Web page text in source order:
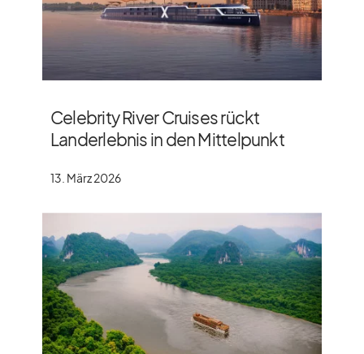
Celebrity River Cruises rückt
Landerlebnis in den Mittelpunkt
13. März 2026